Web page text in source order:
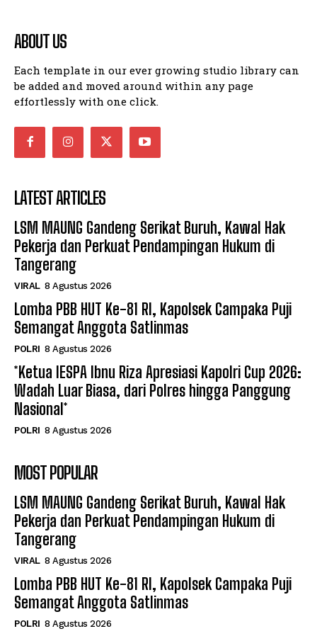
ABOUT US
Each template in our ever growing studio library can
be added and moved around within any page
effortlessly with one click.
LATEST ARTICLES
LSM MAUNG Gandeng Serikat Buruh, Kawal Hak
Pekerja dan Perkuat Pendampingan Hukum di
Tangerang
VIRAL 8 Agustus 2026
Lomba PBB HUT Ke-81 RI, Kapolsek Campaka Puji
Semangat Anggota Satlinmas
POLRI 8 Agustus 2026
*Ketua IESPA Ibnu Riza Apresiasi Kapolri Cup 2026:
Wadah Luar Biasa, dari Polres hingga Panggung
Nasional*
POLRI 8 Agustus 2026
MOST POPULAR
LSM MAUNG Gandeng Serikat Buruh, Kawal Hak
Pekerja dan Perkuat Pendampingan Hukum di
Tangerang
VIRAL 8 Agustus 2026
Lomba PBB HUT Ke-81 RI, Kapolsek Campaka Puji
Semangat Anggota Satlinmas
POLRI 8 Agustus 2026